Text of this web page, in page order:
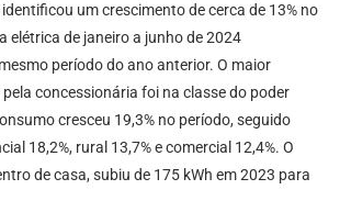
um crescimento de cerca de 13% no
elétrica de janeiro a junho de 2024
período do ano anterior. O maior
concessionária foi na classe do poder
cresceu 19,3% no período, seguido
18,2%, rural 13,7% e comercial 12,4%. O
de casa, subiu de 175 kWh em 2023 para